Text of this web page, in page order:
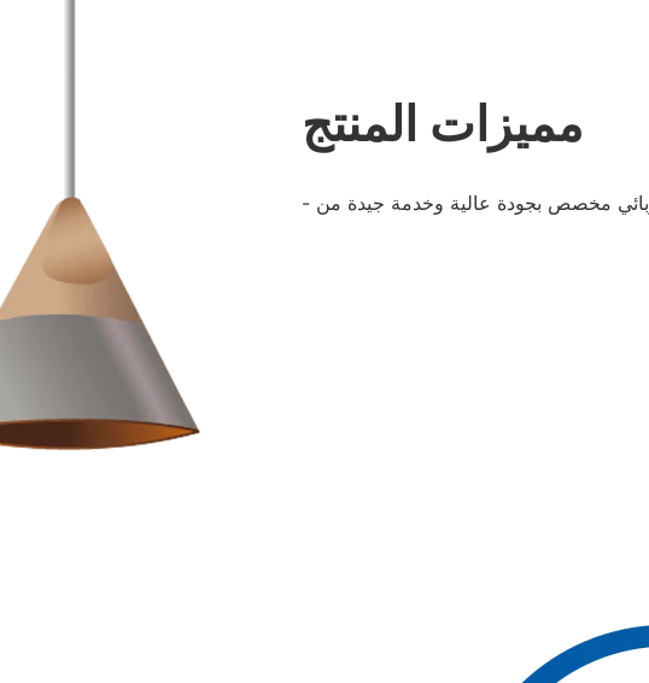
مميزات المنتج